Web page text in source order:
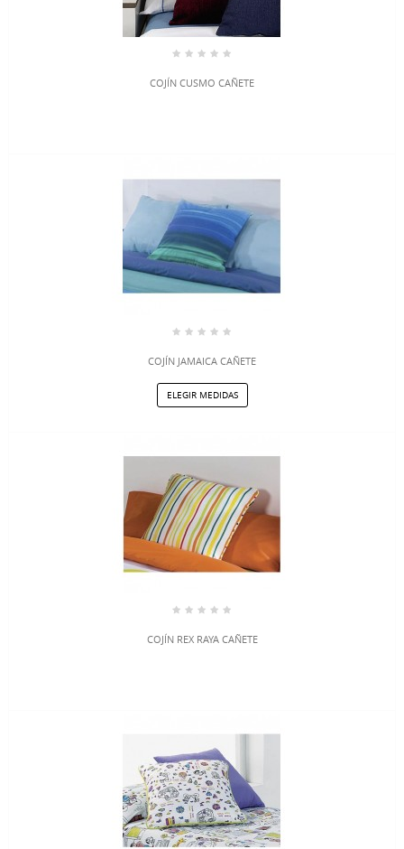
COJÍN CUSMO CAÑETE
COJÍN JAMAICA CAÑETE
ELEGIR MEDIDAS
COJÍN REX RAYA CAÑETE